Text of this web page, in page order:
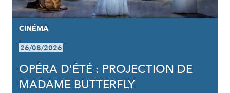
CINÉMA
26/08/2026
OPÉRA D'ÉTÉ : PROJECTION DE
MADAME BUTTERFLY